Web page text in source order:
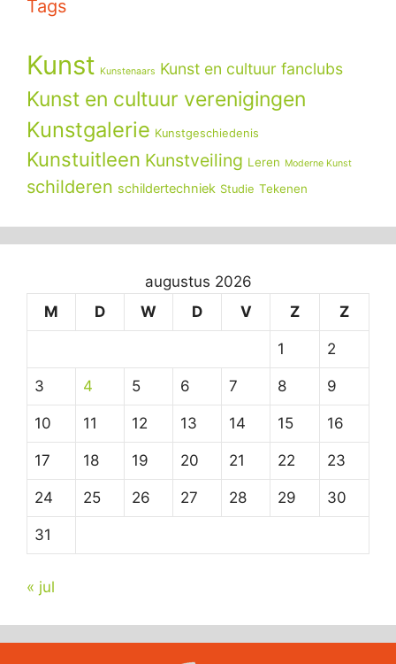
Tags
Kunst Kunstenaars Kunst en cultuur fanclubs
Kunst en cultuur verenigingen
Kunstgalerie Kunstgeschiedenis
Kunstuitleen Kunstveiling Leren Moderne Kunst
schilderen schildertechniek Studie Tekenen
augustus 2026
M
D W D V Z Z
1 2
3 4 5 6 7 8 9
10 11 12 13 14 15 16
17 18 19 20 21 22 23
24 25 26 27 28 29 30
31
« jul